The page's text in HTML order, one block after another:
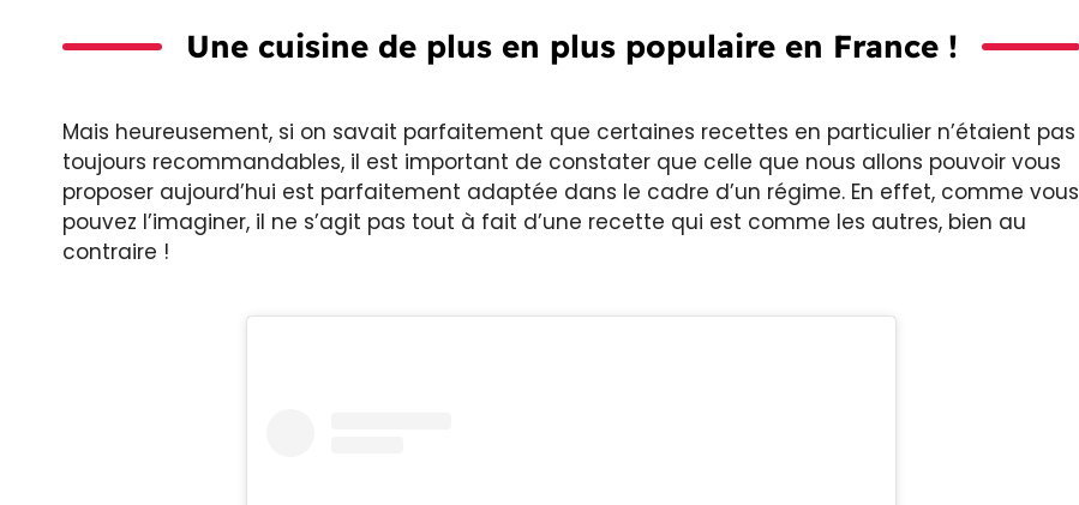
Une cuisine de plus en plus populaire en France !
Mais heureusement, si on savait parfaitement que certaines recettes en particulier n’étaient pas
toujours recommandables, il est important de constater que celle que nous allons pouvoir vous
proposer aujourd’hui est parfaitement adaptée dans le cadre d’un régime. En effet, comme vous
pouvez l’imaginer, il ne s’agit pas tout à fait d’une recette qui est comme les autres, bien au
contraire !